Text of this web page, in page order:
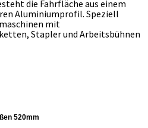
die Fahrfläche aus einem
Aluminiumprofil. Speziell
mit
Stapler und Arbeitsbühnen
520mm